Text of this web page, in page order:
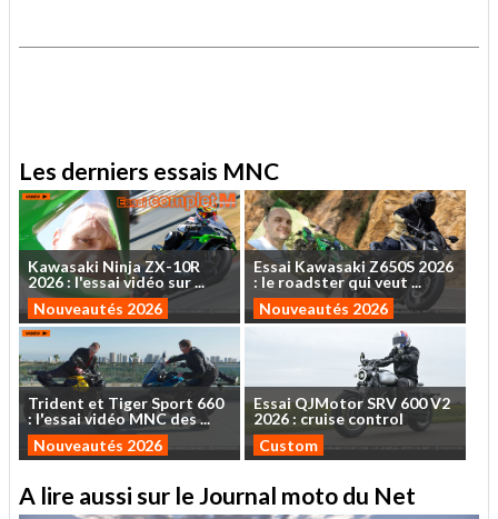
Les derniers essais MNC
Kawasaki NinjaZX-10R
2026: l'essaividéo sur...
Nouveautés 2026
Essai KawasakiZ650S 2026
: le roadsterquiveut ...
Nouveautés 2026
Trident et TigerSport 660
: l'essaividéoMNCdes...
Nouveautés 2026
EssaiQJMotorSRV 600V2
2026 : cruise control
Custom
A lire aussi sur le Journal moto du Net